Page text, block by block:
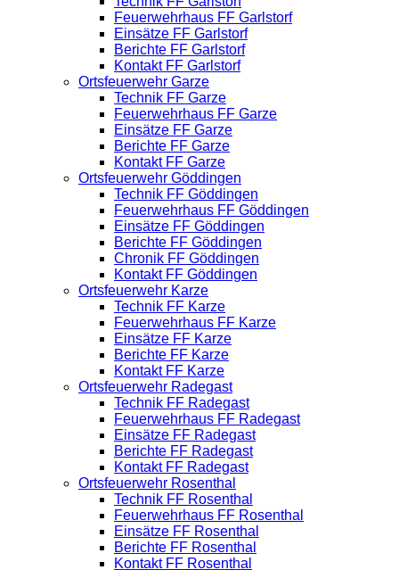
Feuerwehrhaus FF Garlstorf
Einsätze FF Garlstorf
Berichte FF Garlstorf
Kontakt FF Garlstorf
Ortsfeuerwehr Garze
Technik FF Garze
Feuerwehrhaus FF Garze
Einsätze FF Garze
Berichte FF Garze
Kontakt FF Garze
Ortsfeuerwehr Göddingen
Technik FF Göddingen
Feuerwehrhaus FF Göddingen
Einsätze FF Göddingen
Berichte FF Göddingen
Chronik FF Göddingen
Kontakt FF Göddingen
Ortsfeuerwehr Karze
Technik FF Karze
Feuerwehrhaus FF Karze
Einsätze FF Karze
Berichte FF Karze
Kontakt FF Karze
Ortsfeuerwehr Radegast
Technik FF Radegast
Feuerwehrhaus FF Radegast
Einsätze FF Radegast
Berichte FF Radegast
Kontakt FF Radegast
Ortsfeuerwehr Rosenthal
Technik FF Rosenthal
Feuerwehrhaus FF Rosenthal
Einsätze FF Rosenthal
Berichte FF Rosenthal
Kontakt FF Rosenthal